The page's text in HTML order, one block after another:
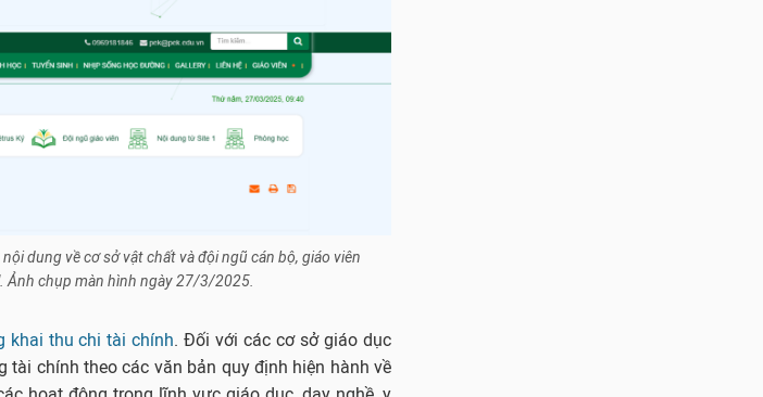
dung về cơ sở vật chất và đội ngũ cán bộ, giáo viên
Ảnh chụp màn hình ngày 27/3/2025.
khai thu chi tài chính. Đối với các cơ sở giáo dục
chính theo các văn bản quy định hiện hành về